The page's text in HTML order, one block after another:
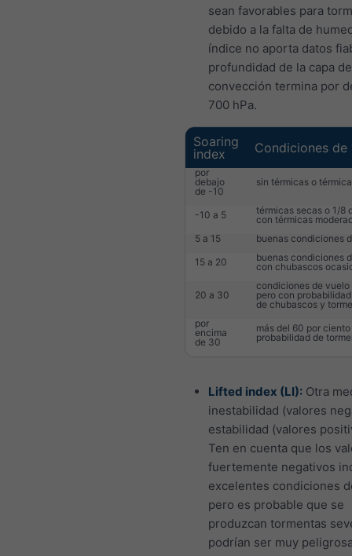
sean favorables para
debido a la falta de
índice no aporta datos
profundidad de la capa de
convección termina por
700 hPa.
Soaring
index
Condiciones de
por
debajo
de -10
sin térmicas o
-10 a 5
térmicas secas o 1/8
con térmicas
5 a 15
buenas condiciones
15 a 20
buenas condiciones
con chubascos
20 a 30
condiciones de
pero con
de chubascos y
por
encima
de 30
más del 60 por
probabilidad de
Lifted index (LI): Otra
inestabilidad (valores
estabilidad (valores
Ten en cuenta que los
fuertemente negativos
excelentes condiciones
pero es probable que se
produzcan tormentas
podrían ser muy